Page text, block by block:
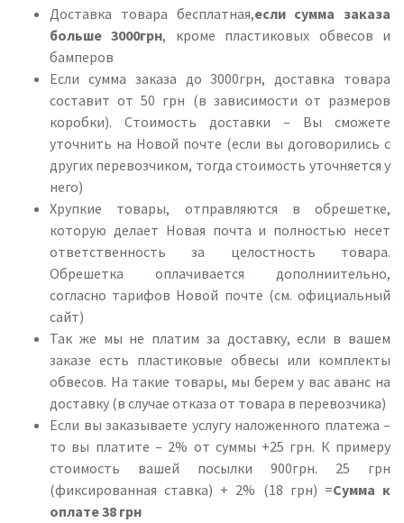
Доставка товара бесплатная,если сумма заказа
больше 3000грн, кроме пластиковых обвесов и
бамперов
Если сумма заказа до 3000грн, доставка товара
составит от 50 грн (в зависимости от размеров
коробки). Стоимость доставки – Вы сможете
уточнить на Новой почте (если вы договорились с
других перевозчиком, тогда стоимость уточняется у
него)
Хрупкие товары, отправляются в обрешетке,
которую делает Новая почта и полностью несет
ответственность за целостность товара.
Обрешетка оплачивается дополниительно,
согласно тарифов Новой почте (см. официальный
сайт)
Так же мы не платим за доставку, если в вашем
заказе есть пластиковые обвесы или комплекты
обвесов. На такие товары, мы берем у вас аванс на
доставку (в случае отказа от товара в перевозчика)
Если вы заказываете услугу наложенного платежа –
то вы платите – 2% от суммы +25 грн. К примеру
стоимость вашей посылки 900грн. 25 грн
(фиксированная ставка) + 2% (18 грн) =Сумма к
оплате 38 грн